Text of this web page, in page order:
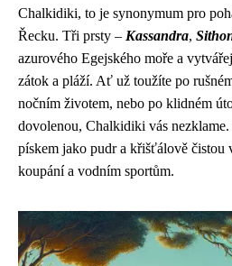
Chalkidiki, to je synonymum pro
Řecku. Tři prsty – Kassandra,
azurového Egejského moře a
zátok a pláží. Ať už toužíte po
nočním životem, nebo po klidném
dovolenou, Chalkidiki vás
pískem jako pudr a křišťálově čistou
koupání a vodním sportům.